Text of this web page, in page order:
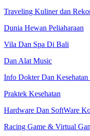
Traveling Kuliner dan
Dunia Hewan Peliaharaan
Vila Dan Spa Di Bali
Dan Alat Music
Info Dokter Dan
Praktek Kesehatan
Hardware Dan SoftWare
Racing Game & Virtual